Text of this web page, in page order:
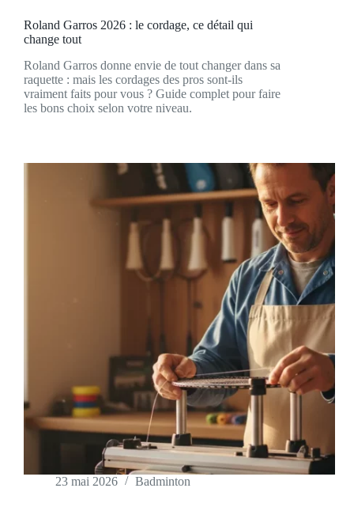
Roland Garros 2026 : le cordage, ce détail qui
change tout
Roland Garros donne envie de tout changer dans sa
raquette : mais les cordages des pros sont-ils
vraiment faits pour vous ? Guide complet pour faire
les bons choix selon votre niveau.
23 mai 2026 Badminton